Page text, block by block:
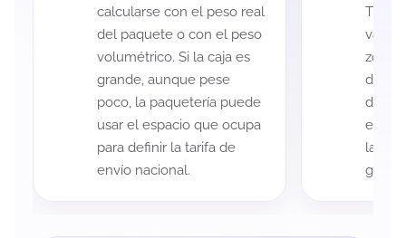
calcularse con el peso real
del paquete o con el peso
volumétrico. Si la caja es
grande, aunque pese
poco, la paquetería puede
usar el espacio que ocupa
para definir la tarifa de
envío nacional.
variar
zona
de
de
eso
la
guía